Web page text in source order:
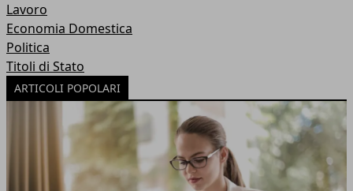
Lavoro
Economia Domestica
Politica
Titoli di Stato
ARTICOLI POPOLARI